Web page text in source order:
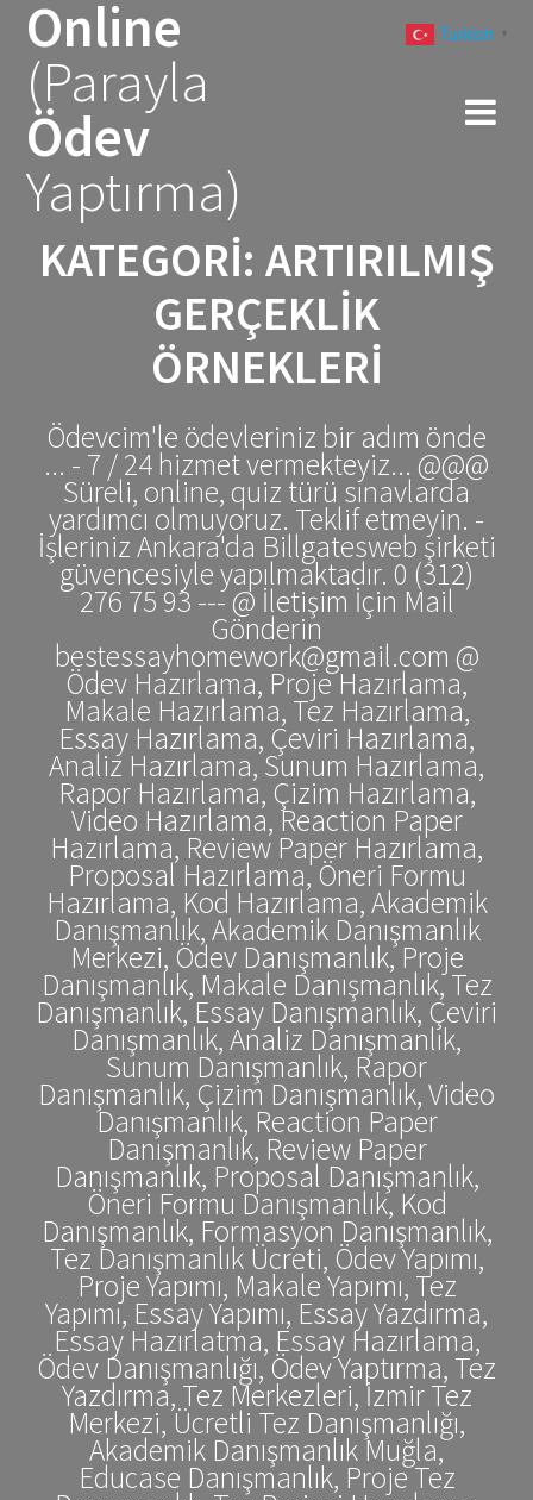
Online
(Parayla
Ödev
Yaptırma)
KATEGORI: ARTIRILMIŞ
GERÇEKLIK
ÖRNEKLERI
Ödevcim'le ödevleriniz bir adım önde
... - 7 / 24 hizmet vermekteyiz... @@@
Süreli, online, quiz türü sınavlarda
yardımcı olmuyoruz. Teklif etmeyin. -
İşleriniz Ankara'da Billgatesweb şirketi
güvencesiyle yapılmaktadır. 0 (312)
276 75 93 --- @ İletişim İçin Mail
Gönderin
bestessayhomework@gmail.com @
Ödev Hazırlama, Proje Hazırlama,
Makale Hazırlama, Tez Hazırlama,
Essay Hazırlama, Çeviri Hazırlama,
Analiz Hazırlama, Sunum Hazırlama,
Rapor Hazırlama, Çizim Hazırlama,
Video Hazırlama, Reaction Paper
Hazırlama, Review Paper Hazırlama,
Proposal Hazırlama, Öneri Formu
Hazırlama, Kod Hazırlama, Akademik
Danışmanlık, Akademik Danışmanlık
Merkezi, Ödev Danışmanlık, Proje
Danışmanlık, Makale Danışmanlık, Tez
Danışmanlık, Essay Danışmanlık, Çeviri
Danışmanlık, Analiz Danışmanlık,
Sunum Danışmanlık, Rapor
Danışmanlık, Çizim Danışmanlık, Video
Danışmanlık, Reaction Paper
Danışmanlık, Review Paper
Danışmanlık, Proposal Danışmanlık,
Öneri Formu Danışmanlık, Kod
Danışmanlık, Formasyon Danışmanlık,
Tez Danışmanlık Ücreti, Ödev Yapımı,
Proje Yapımı, Makale Yapımı, Tez
Yapımı, Essay Yapımı, Essay Yazdırma,
Essay Hazırlatma, Essay Hazırlama,
Ödev Danışmanlığı, Ödev Yaptırma, Tez
Yazdırma, Tez Merkezleri, İzmir Tez
Merkezi, Ücretli Tez Danışmanlığı,
Akademik Danışmanlık Muğla,
Educase Danışmanlık, Proje Tez
Turkish ▼